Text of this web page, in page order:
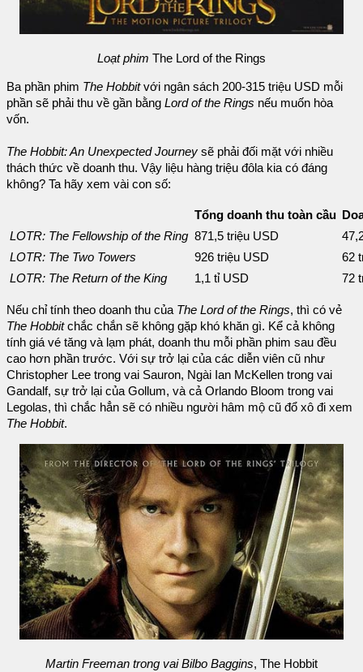
Loạt phim The Lord of the Rings
Ba phần phim The Hobbitvới ngân sách 200-315 triệu USD mỗi
phần sẽ phải thu về gần bằng Lord of the Rings nếu muốn hòa
vốn.
The Hobbit: An Unexpected Journey sẽ phải đối mặt với nhiều
thách thức về doanh thu. Vậy liệu hàng triệu đôla kia có đáng
không? Ta hãy xem vài con số:
Tổng doanh thu toàn cầu
LOTR: The Fellowship of the Ring 871,5 triệu USD
LOTR: The Two Towers
926 triệu USD
62
LOTR: The Return of the King
1,1 tỉ USD 72
Nếu chỉ tính theo doanh thu của The Lord of the Rings, thì có vẻ
The Hobbitchắc chắn sẽ không gặp khó khăn gì. Kể cả không
tính giá vé tăng và lạm phát, doanh thu mỗi phần phim sau đều
cao hơn phần trước. Với sự trở lại của các diễn viên cũ như
Christopher Lee trong vai Sauron, Ngài Ian McKellen trong vai
Gandalf, sự trở lại của Gollum, và cả Orlando Bloom trong vai
Legolas, thì chắc hẳn sẽ có nhiều người hâm mộ cũ đổ xô đi xem
The Hobbit.
Martin Freeman trong vai Bilbo Baggins, The Hobbit